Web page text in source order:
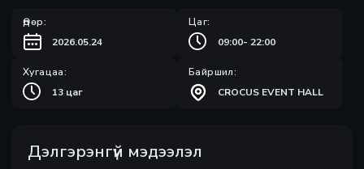
Өдөр:
2026.05.24
Цаг:
09:00- 22:00
Хугацаа:
13 цаг
Байршил:
CROCUS EVENT HALL
Дэлгэрэнгүй мэдээлэл